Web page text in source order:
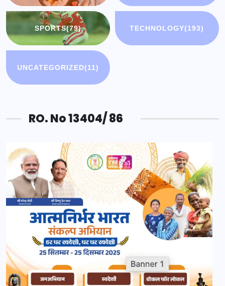
SPORTS(79) TECHNOLOGY(193)
UNCATEGORIZED(11)
RO. No 13404/ 86